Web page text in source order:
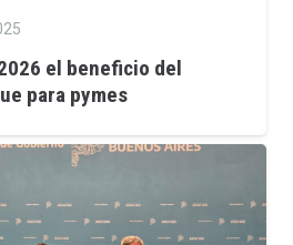
el beneficio del
para pymes